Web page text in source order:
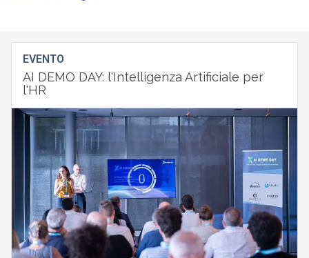
EVENTO
AI DEMO DAY: l'Intelligenza Artificiale per
l'HR